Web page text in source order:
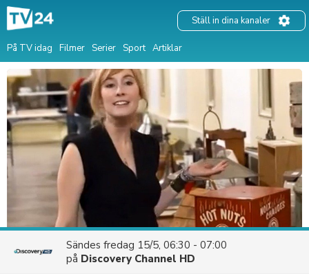
På TV idag Filmer Serier Sport Artiklar
Ställ in dina kanaler
Sändes fredag 15/5, 06:30 - 07:00
på Discovery Channel HD